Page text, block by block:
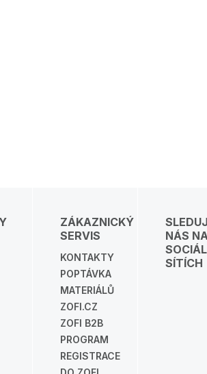
ZÁKAZNICKÝ
SERVIS
KONTAKTY
POPTÁVKA
MATERIÁLŮ
ZOFI.CZ
ZOFI B2B
PROGRAM
REGISTRACE
NÁS
SÍTÍCH